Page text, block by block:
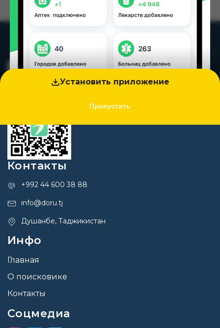
Установить приложение
Пропустить
Контакты
+992 44 600 38 88
info@doru.tj
Душанбе, Таджикистан
Инфо
Главная
О поисковике
Контакты
Соцмедиа